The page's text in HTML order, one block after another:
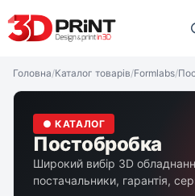
до
вмісту
Головна/Каталог товарів/Formlabs/
● КАТАЛОГ
Постобробка
Широкий вибір 3D
постачальники, гарантія,